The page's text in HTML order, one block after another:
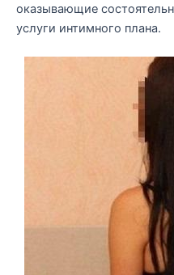
оказывающие
услуги интимного плана.